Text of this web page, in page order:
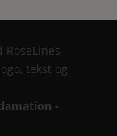
tekst og
-